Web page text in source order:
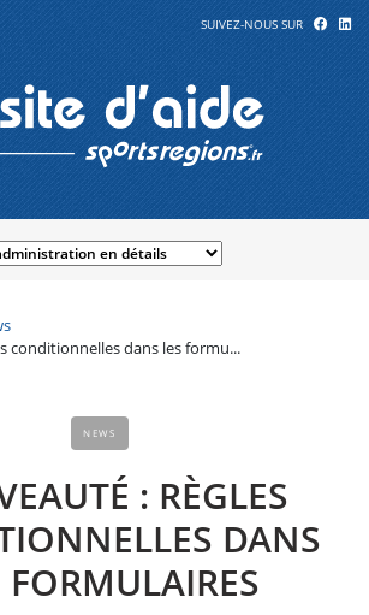
SUIVEZ-NOUS SUR
conditionnelles dans les formu...
NEWS
: RÈGLES
DANS
FORMULAIRES